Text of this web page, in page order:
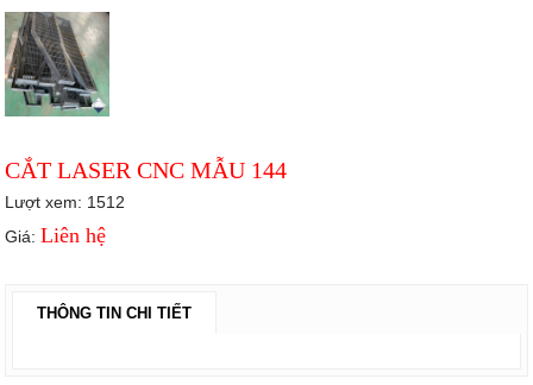
CẮT LASER CNC MẪU 144
Lượt xem: 1512
Giá: Liên hệ
THÔNG TIN CHI TIẾT